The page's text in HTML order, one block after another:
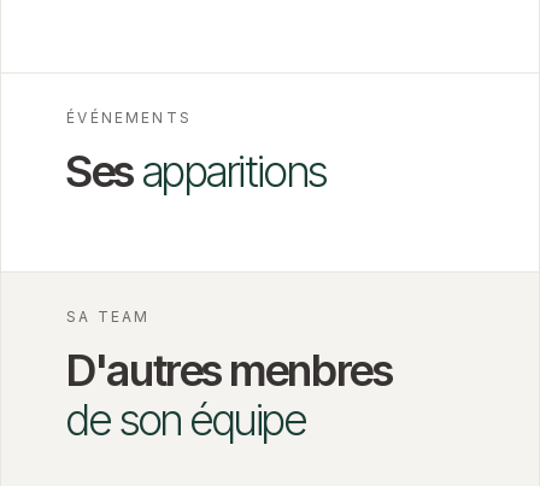
ÉVÉNEMENTS
Sesapparitions
SA TEAM
D'autres menbres
de son équipe